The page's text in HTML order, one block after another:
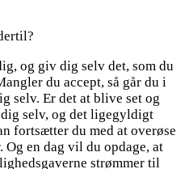
og giv dig selv det, som du
du accept, så går du i
selv. Er det at blive set og
dig selv, og det ligegyldigt
fortsætter du med at overøse
en dag vil du opdage, at
strømmer til